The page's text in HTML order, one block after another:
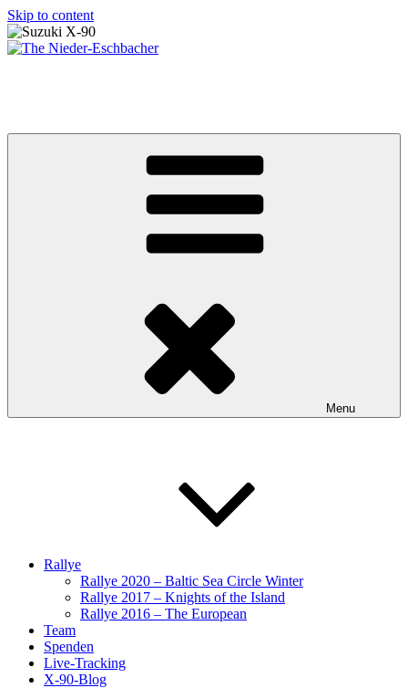
Skip to content
Menu
Rallye
Rallye 2020 – Baltic Sea Circle Winter
Rallye 2017 – Knights of the Island
Rallye 2016 – The European
Team
Spenden
Live-Tracking
X-90-Blog